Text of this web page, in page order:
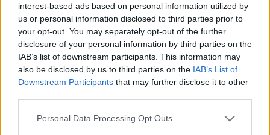
interest-based ads based on personal information utilized by
us or personal information disclosed to third parties prior to
your opt-out. You may separately opt-out of the further
disclosure of your personal information by third parties on the
IAB’s list of downstream participants. This information may
also be disclosed by us to third parties on the IAB’s List of
Downstream Participants that may further disclose it to other
Please note that this website/app uses one or more Google
Personal Data Processing Opt Outs
John Wick előző epizódjának végére, de
lehetnek ezzel problémák.
Unmute Loaded:
21.86%
Az elmúlt évtized egyik legsikeresebb akciófilmes
franchise-a kétségtelenül a John Wick, amely négy fő
is bővült az évek során. Változó minőségük és sikerül